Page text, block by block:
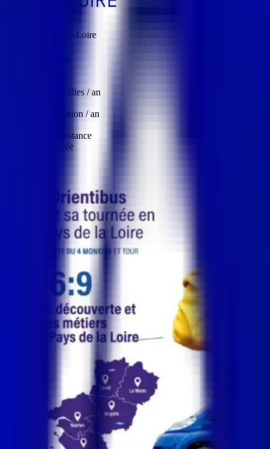
Région Pays de la Loire
personnes accueillies / an
journées d'animation / an
flotte pilotée à distance
Solution déployée